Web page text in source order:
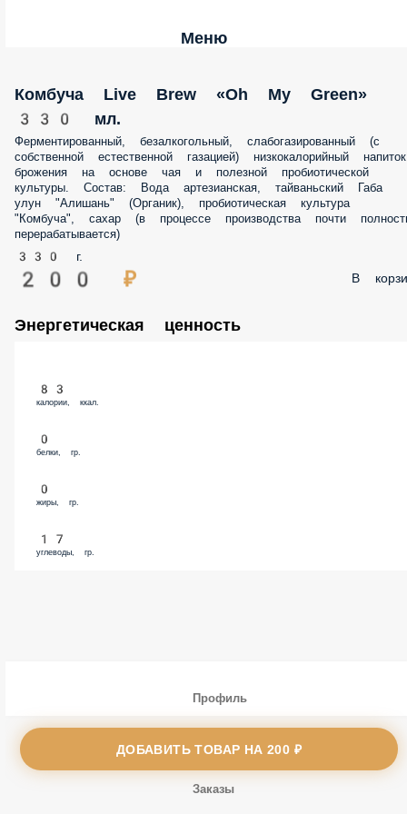
Меню
Комбуча Live Brew «Oh My Green»
330 мл.
Ферментированный, безалкогольный, слабогазированный (с
собственной естественной газацией) низкокалорийный напиток
брожения на основе чая и полезной пробиотической
культуры. Состав: Вода артезианская, тайваньский Габа
улун "Алишань" (Органик), пробиотическая культура
"Комбуча", сахар (в процессе производства почти
перерабатывается)
330 г.
200 ₽ В
Энергетическая ценность
83
калории, ккал.
0
белки, гр.
0
жиры, гр.
17
углеводы, гр.
ДОБАВИТЬ ТОВАР НА200 ₽
Профиль
Меню
Заказы